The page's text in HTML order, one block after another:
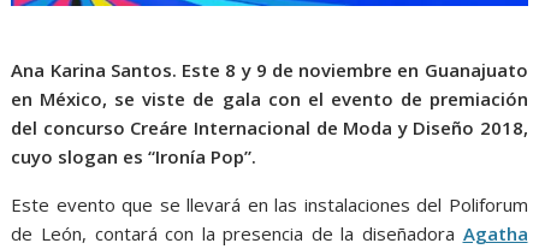
Ana Karina Santos. Este 8 y 9 de noviembre en Guanajuato
en México, se viste de gala con el evento de premiación
del concurso Creáre Internacional de Moda y Diseño 2018,
cuyo slogan es “Ironía Pop”.
Este evento que se llevará en las instalaciones del Poliforum
de León, contará con la presencia de la diseñadora Agatha